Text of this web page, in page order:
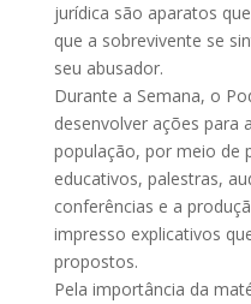
jurídica são aparatos
que a sobrevivente se
seu abusador.
Durante a Semana, o
desenvolver ações para
população, por meio de
educativos, palestras,
conferências e a
impresso explicativos
propostos.
Pela importância da